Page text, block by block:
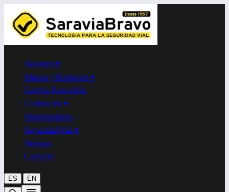
Nosotros ▾
Marcas y Productos ▾
Energía Renovable
Calibración ▾
Mantenimiento
Seguridad Vial ▾
Noticias
Contacto
ES EN